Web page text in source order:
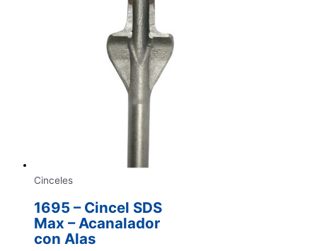
Cinceles
1695 – Cincel SDS
Max – Acanalador
con Alas